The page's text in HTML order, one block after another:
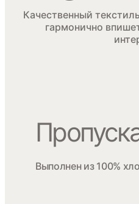
Качественный
гармонично
Выполнен из 100%